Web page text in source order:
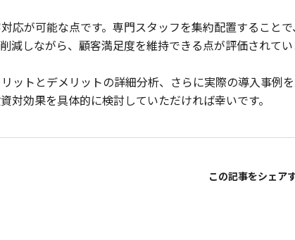
応が可能な点です。専門スタッフを集約配置すること
しながら、顧客満足度を維持できる点が評価されてい
ットとデメリットの詳細分析、さらに実際の導入事例
効果を具体的に検討していただければ幸いです。